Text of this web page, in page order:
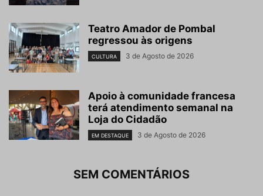
Teatro Amador de Pombal
regressou às origens
CULTURA 3 de Agosto de 2026
Apoio à comunidade francesa
terá atendimento semanal na
Loja do Cidadão
EM DESTAQUE 3 de Agosto de 2026
SEM COMENTÁRIOS